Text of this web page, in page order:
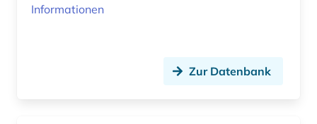
quelle (9)
Informationen
Zur Datenbank